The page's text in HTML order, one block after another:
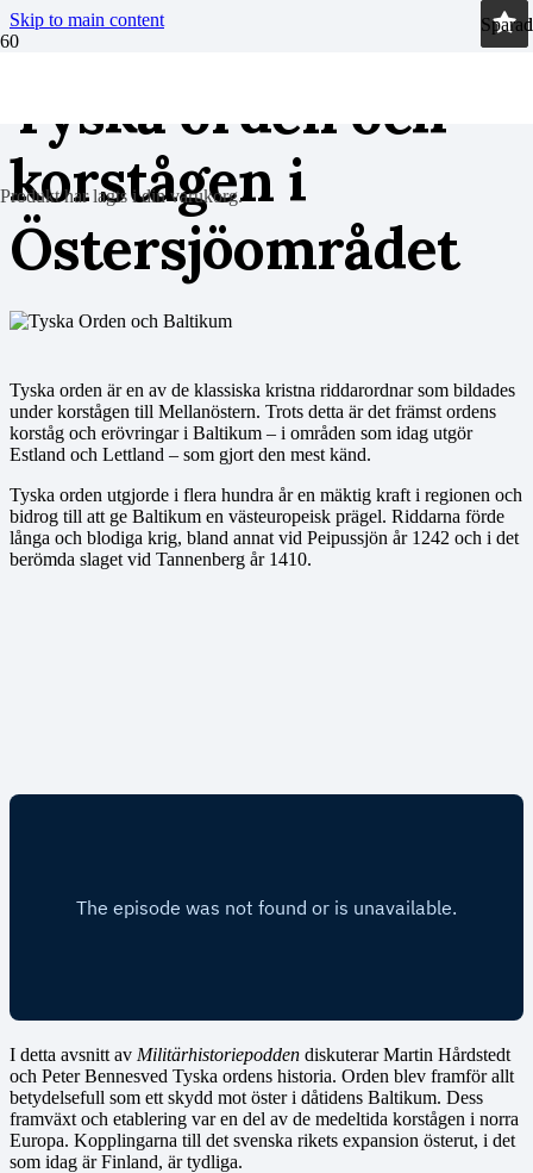
Skip to main content
Produkthar lagts i din varukorg.
Tyska orden och
korstågen i
Östersjöområdet
Tyska orden är en av de klassiska kristna riddarordnar som bildades
under korstågen till Mellanöstern. Trots detta är det främst ordens
korståg och erövringar i Baltikum – i områden som idag utgör
Estland och Lettland – som gjort den mest känd.
Tyska orden utgjorde i flera hundra år en mäktig kraft i regionen och
bidrog till att ge Baltikum en västeuropeisk prägel. Riddarna förde
långa och blodiga krig, bland annat vid Peipussjön år 1242 och i det
berömda slaget vid Tannenberg år 1410.
I detta avsnitt av Militärhistoriepodden diskuterar Martin Hårdstedt
och Peter Bennesved Tyska ordens historia. Orden blev framför allt
betydelsefull som ett skydd mot öster i dåtidens Baltikum. Dess
framväxt och etablering var en del av de medeltida korstågen i norra
Europa. Kopplingarna till det svenska rikets expansion österut, i det
som idag är Finland, är tydliga.
Sparad
Sparad